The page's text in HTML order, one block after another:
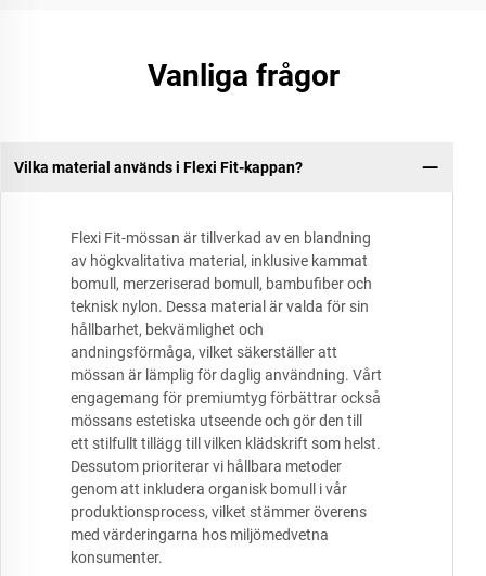
Vanliga frågor
Vilka material används i Flexi Fit-kappan?
Flexi Fit-mössan är tillverkad av en blandning
av högkvalitativa material, inklusive kammat
bomull, merzeriserad bomull, bambufiber och
teknisk nylon. Dessa material är valda för sin
hållbarhet, bekvämlighet och
andningsförmåga, vilket säkerställer att
mössan är lämplig för daglig användning. Vårt
engagemang för premiumtyg förbättrar också
mössans estetiska utseende och gör den till
ett stilfullt tillägg till vilken klädskrift som helst.
Dessutom prioriterar vi hållbara metoder
genom att inkludera organisk bomull i vår
produktionsprocess, vilket stämmer överens
med värderingarna hos miljömedvetna
konsumenter.